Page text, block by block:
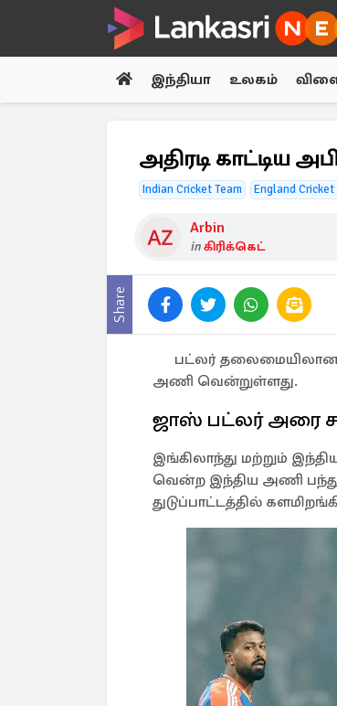
இந்தியா உலகம்
அதிரடி காட்டிய
Indian Cricket Team England Cricket
Arbin
inகிரிக்கெட்
Share
பட்லர் தலைமையிலான
அணி வென்றுள்ளது.
ஜாஸ் பட்லர் அரை
இங்கிலாந்து மற்றும்
வென்ற இந்திய அணி
துடுப்பாட்டத்தில்